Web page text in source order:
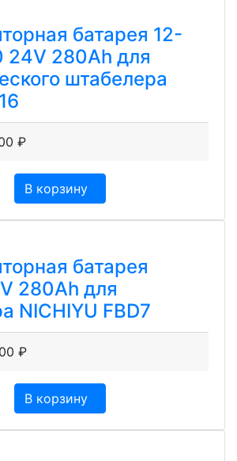
батарея 12-
24V 280Ah для
штабелера
₽
В корзину
батарея
280Ah для
NICHIYU FBD7
₽
В корзину